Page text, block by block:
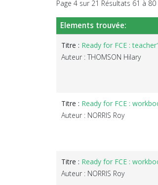
Page 4 sur 21 Résultats 61 à
Elements trouvée:
Titre : Ready for FCE :
Auteur : THOMSON Hilary
Titre : Ready for FCE :
Auteur : NORRIS Roy
Titre : Ready for FCE :
Auteur : NORRIS Roy